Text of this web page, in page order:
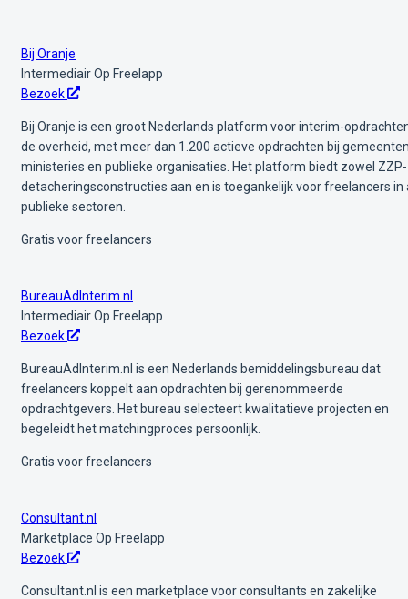
Bij Oranje
IntermediairOp Freelapp
Bezoek
Bij Oranje is een groot Nederlands platform voor interim-
de overheid, met meer dan 1.200 actieve opdrachten bij
ministeries en publieke organisaties. Het platform biedt zowel
detacheringsconstructies aan en is toegankelijk voor freelancers in
publieke sectoren.
Gratis voor freelancers
BureauAdInterim.nl
IntermediairOp Freelapp
Bezoek
BureauAdInterim.nl is een Nederlands bemiddelingsbureau dat
freelancers koppelt aan opdrachten bij gerenommeerde
opdrachtgevers. Het bureau selecteert kwalitatieve projecten en
begeleidt het matchingproces persoonlijk.
Gratis voor freelancers
Consultant.nl
Marketplace Op Freelapp
Bezoek
Consultant.nl is een marketplace voor consultants en zakelijke